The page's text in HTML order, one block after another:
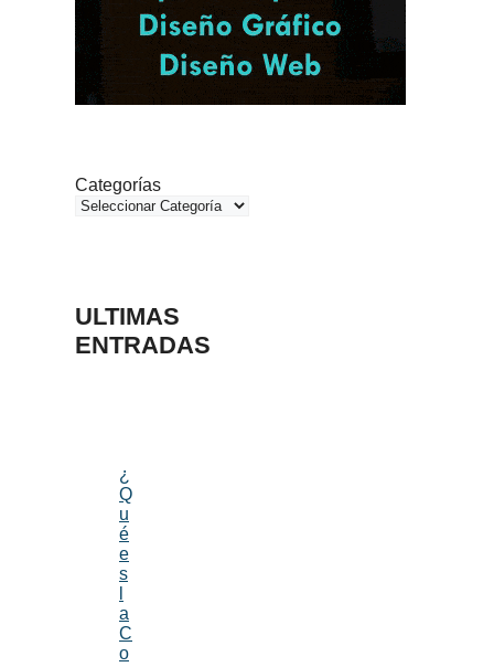
Categorías
ULTIMAS
ENTRADAS
¿
Q
u
é
e
s
a
C
o